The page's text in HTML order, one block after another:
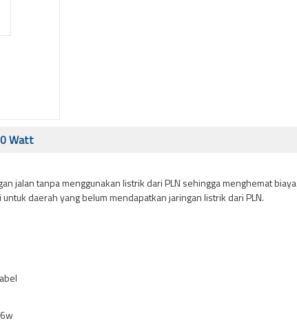
Watt
jalan tanpa menggunakan listrik dari PLN sehingga menghemat biaya
daerah yang belum mendapatkan jaringan listrik dari PLN.